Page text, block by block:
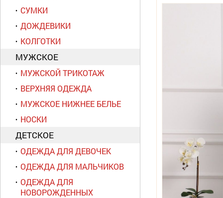
СУМКИ
ДОЖДЕВИКИ
КОЛГОТКИ
МУЖСКОЕ
МУЖСКОЙ ТРИКОТАЖ
ВЕРХНЯЯ ОДЕЖДА
МУЖСКОЕ НИЖНЕЕ БЕЛЬЕ
НОСКИ
ДЕТСКОЕ
ОДЕЖДА ДЛЯ ДЕВОЧЕК
ОДЕЖДА ДЛЯ МАЛЬЧИКОВ
ОДЕЖДА ДЛЯ
НОВОРОЖДЕННЫХ